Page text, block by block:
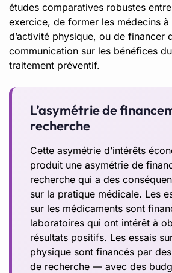
études comparatives robustes
exercice, de former les médecins
d’activité physique, ou de financer
communication sur les bénéfices
traitement préventif.
L’asymétrie de
recherche
Cette asymétrie d’intérêts
produit une asymétrie de
recherche qui a des
sur la pratique médicale. Les
sur les médicaments sont
laboratoires qui ont intérêt à
résultats positifs. Les essais
physique sont financés par
de recherche — avec des